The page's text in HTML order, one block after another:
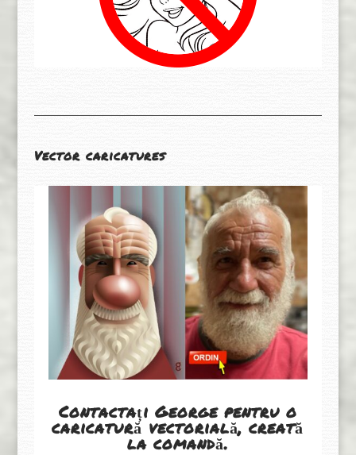
Vector caricatures
Contactați George pentru o
caricatură vectorială, creată
la comandă.